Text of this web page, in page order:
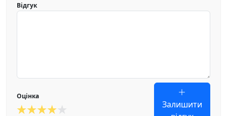
Відгук
Оцінка
Залишити